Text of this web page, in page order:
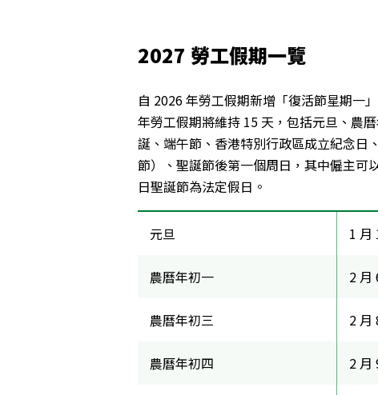
2027 勞工假期一覽
自 2026 年勞工假期新增「復活節星期一
年勞工假期將維持 15 天，包括元旦、農
誕、端午節、香港特別行政區成立紀念日
節）、聖誕節後第一個周日，其中僱主可
日聖誕節為法定假日。
元旦 1 月
農曆年初一 2 月
農曆年初三 2 月
農曆年初四 2 月